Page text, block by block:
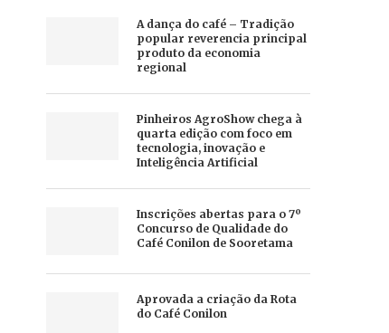
A dança do café – Tradição
popular reverencia principal
produto da economia
regional
Pinheiros AgroShow chega à
quarta edição com foco em
tecnologia, inovação e
Inteligência Artificial
Inscrições abertas para o 7º
Concurso de Qualidade do
Café Conilon de Sooretama
Aprovada a criação da Rota
do Café Conilon